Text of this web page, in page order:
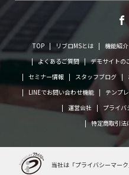
TOP リブロMSとは 機能紹介
よくあるご質問
デモサイトの
セミナー情報
スタッフブログ
LINEでお問い合わせ機能
テンプ
運営会社
プライバ
特定商取引法
当社は「プライバシーマー